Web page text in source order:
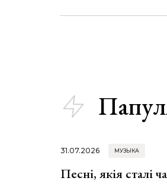
31.07.2026 МУЗЫКА
Песні, якія сталі